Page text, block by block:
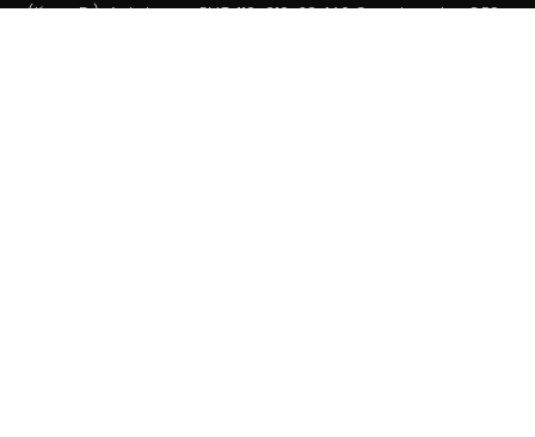
(línea 5 ). Autobuses EMT: 110, 210, 38, 146 Coordenadas GPS: